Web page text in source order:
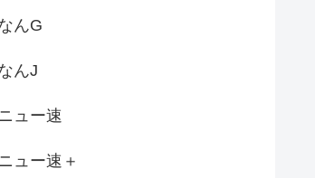
んG
んJ
ュー速
ュー速＋